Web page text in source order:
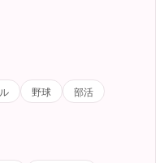
野球
部活